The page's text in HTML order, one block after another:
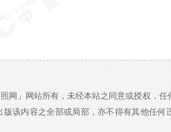
网」网站所有，未经本站之同意或授权，
该内容之全部或局部，亦不得有其他任何